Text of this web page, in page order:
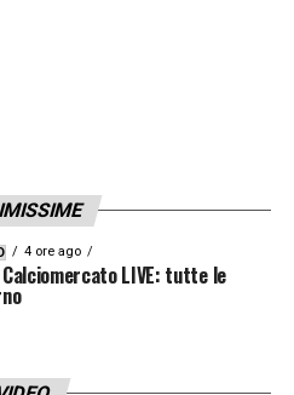
4 ore ago
LIVE: tutte le